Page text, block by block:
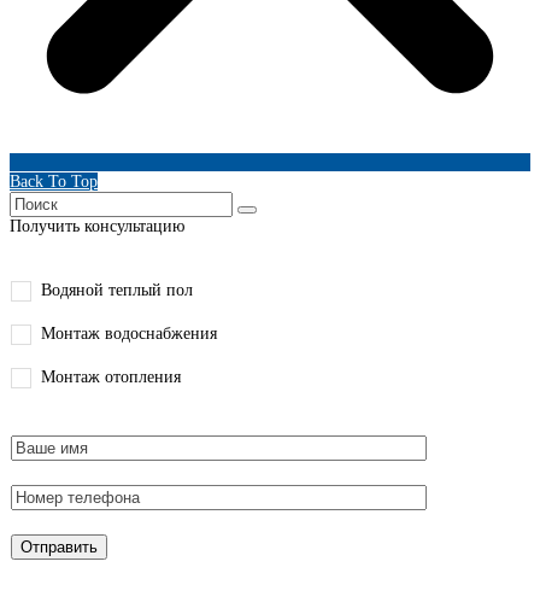
Back To Top
Получить консультацию
Водяной теплый пол
Монтаж водоснабжения
Монтаж отопления